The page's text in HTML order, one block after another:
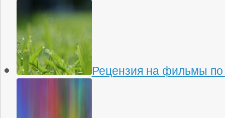
Рецензия на фильмы по